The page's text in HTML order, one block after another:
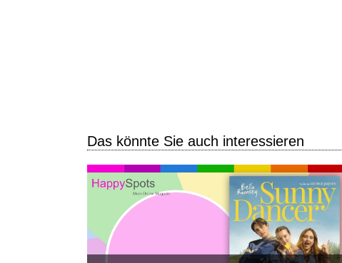
Das könnte Sie auch interessieren